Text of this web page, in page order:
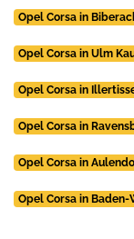
Opel Corsa in
Opel Corsa in Ulm
Opel Corsa in
Opel Corsa in
Opel Corsa in
Opel Corsa in